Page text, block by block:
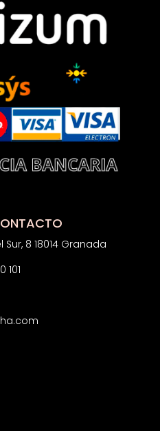
8 18014 Granada
101